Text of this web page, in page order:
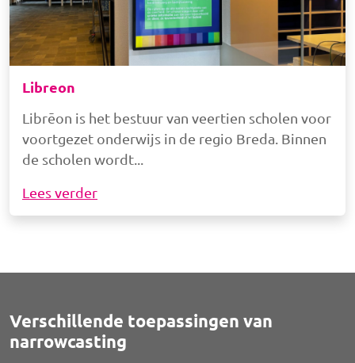
Libreon
Librēon is het bestuur van veertien scholen voor
voortgezet onderwijs in de regio Breda. Binnen
de scholen wordt
Lees verder
Verschillende toepassingen van
narrowcasting